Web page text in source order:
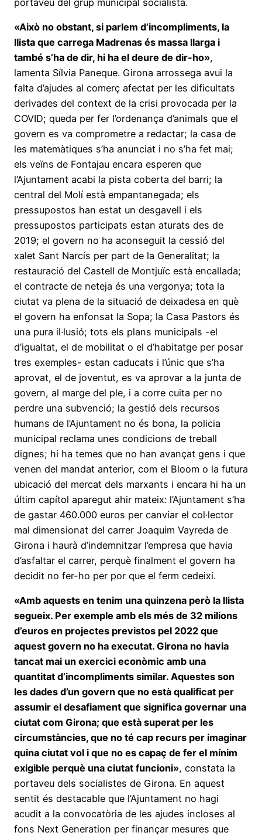
«Això no obstant, si parlem d’incompliments, la
llista que carrega Madrenas és massa llarga i
també s’ha de dir, hi ha el deure de dir-ho»,
lamenta Sílvia Paneque. Girona arrossega avui la
falta d’ajudes al comerç afectat per les dificultats
derivades del context de la crisi provocada per la
COVID; queda per fer l’ordenança d’animals que el
govern es va comprometre a redactar; la casa de
les matemàtiques s’ha anunciat i no s’ha fet mai;
els veïns de Fontajau encara esperen que
l’Ajuntament acabi la pista coberta del barri; la
central del Molí està empantanegada; els
pressupostos han estat un desgavell i els
pressupostos participats estan aturats des de
2019; el govern no ha aconseguit la cessió del
xalet Sant Narcís per part de la Generalitat; la
restauració del Castell de Montjuïc està encallada;
el contracte de neteja és una vergonya; tota la
ciutat va plena de la situació de deixadesa en què
el govern ha enfonsat la Sopa; la Casa Pastors és
una pura il·lusió; tots els plans municipals -el
d’igualtat, el de mobilitat o el d’habitatge per posar
tres exemples- estan caducats i l’únic que s’ha
aprovat, el de joventut, es va aprovar a la junta de
govern, al marge del ple, i a corre cuita per no
perdre una subvenció; la gestió dels recursos
humans de l’Ajuntament no és bona, la policia
municipal reclama unes condicions de treball
dignes; hi ha temes que no han avançat gens i que
venen del mandat anterior, com el Bloom o la futura
ubicació del mercat dels marxants i encara hi ha un
últim capítol aparegut ahir mateix: l’Ajuntament s’ha
de gastar 460.000 euros per canviar el col·lector
mal dimensionat del carrer Joaquim Vayreda de
Girona i haurà d’indemnitzar l’empresa que havia
d’asfaltar el carrer, perquè finalment el govern ha
decidit no fer-ho per por que el ferm cedeixi.
«Amb aquests en tenim una quinzena però la llista
segueix. Per exemple amb els més de 32 milions
d’euros en projectes previstos pel 2022 que
aquest govern no ha executat. Girona no havia
tancat mai un exercici econòmic amb una
quantitat d’incompliments similar. Aquestes son
les dades d’un govern que no està qualificat per
assumir el desafiament que significa governar una
ciutat com Girona; que està superat per les
circumstàncies, que no té cap recurs per imaginar
quina ciutat vol i que no es capaç de fer el mínim
exigible perquè una ciutat funcioni», constata la
portaveu dels socialistes de Girona. En aquest
sentit és destacable que l’Ajuntament no hagi
acudit a la convocatòria de les ajudes incloses al
fons Next Generation per finançar mesures que